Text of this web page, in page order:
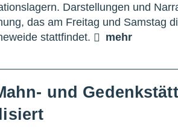
Darstellungen und
das am Freitag und Samstag
stattfindet.
mehr
und